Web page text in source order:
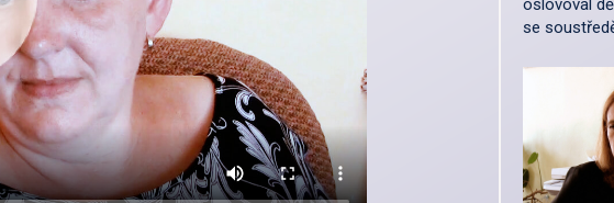
oslovoval
se